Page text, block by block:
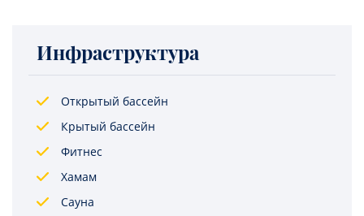
Инфраструктура
Открытый бассейн
Крытый бассейн
Фитнес
Хамам
Сауна